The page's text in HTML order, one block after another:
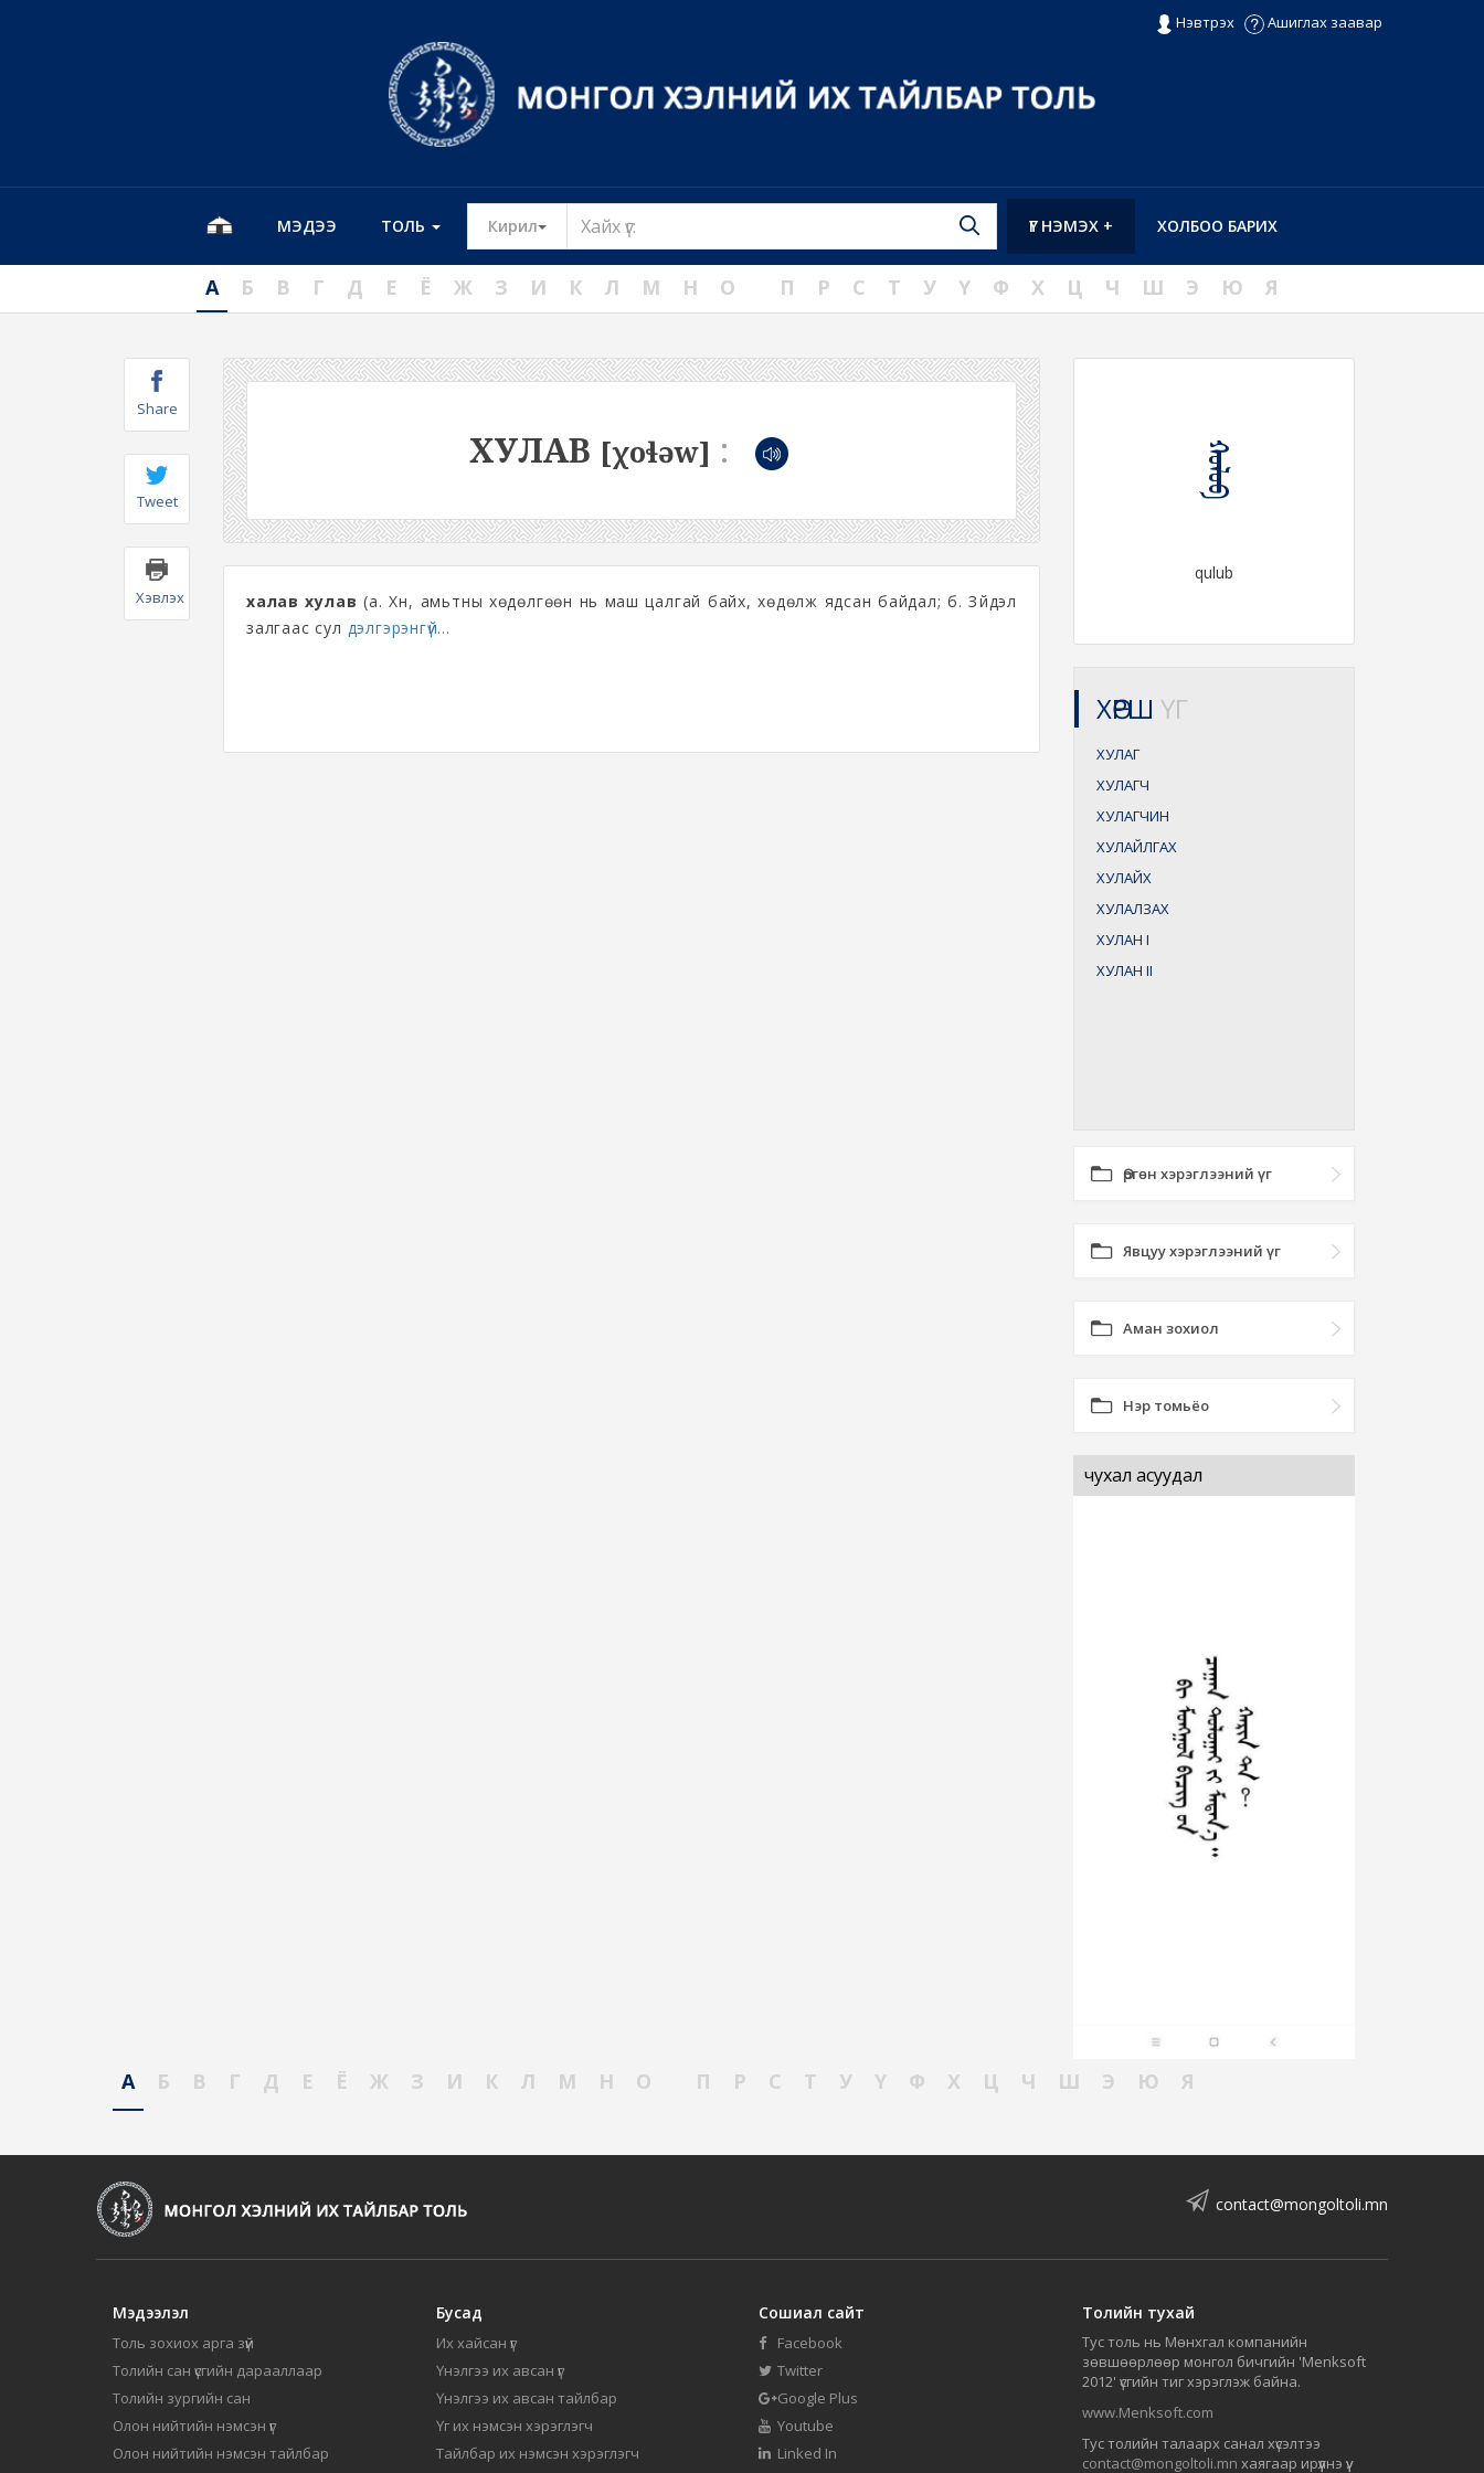
Нэвтрэх Ашиглах заавар
МЭДЭЭ ТОЛЬ Кирил Toggle Dropdown ХОЛБОО БАРИХ
ҮГ НЭМЭХ +
А Б В Г Д Е Ё Ж З И К Л М Н О П Р С Т У Ү Ф Х Ц Ч Ш Э Ю Я
Share
Tweet
Хэвлэх
ХУЛАВ [χoɬəw] :
халав хулав (а. Хүн, амьтны хөдөлгөөн нь маш цалгай байх, хөдөлж ядсан байдал; б. Зүйдэл
залгаас сул дэлгэрэнгүй...
ᠬᠤᠯᠤᠪ
qulub
ХӨРШ ҮГ
ХУЛАГ
ХУЛАГЧ
ХУЛАГЧИН
ХУЛАЙЛГАХ
ХУЛАЙХ
ХУЛАЛЗАХ
ХУЛАН I
ХУЛАН II
Өргөн хэрэглээний үг
Явцуу хэрэглээний үг
Аман зохиол
Нэр томьёо
чухал асуудал
А Б В Г Д Е Ё Ж З И К Л М Н О П Р С Т У Ү Ф Х Ц Ч Ш Э Ю Я
contact@mongoltoli.mn
Мэдээлэл
Толь зохиох арга зүй
Толийн сан үсгийн дарааллаар
Толийн зургийн сан
Олон нийтийн нэмсэн үг
Олон нийтийн нэмсэн тайлбар
Бусад
Их хайсан үг
Үнэлгээ их авсан үг
Үнэлгээ их авсан тайлбар
Үг их нэмсэн хэрэглэгч
Тайлбар их нэмсэн хэрэглэгч
Сошиал сайт
Facebook
Twitter
Google Plus
Youtube
Linked In
Толийн тухай
Тус толь нь Мөнхгал компанийн
зөвшөөрлөөр монгол бичгийн 'Menksoft
2012' үсгийн тиг хэрэглэж байна.
www.Menksoft.com
Тус толийн талаарх санал хүсэлтээ
contact@mongoltoli.mn хаягаар ирүүлнэ үү.